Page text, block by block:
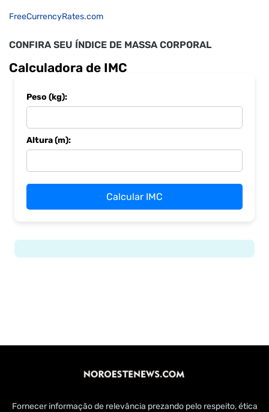
FreeCurrencyRates.com
CONFIRA SEU ÍNDICE DE MASSA CORPORAL
Calculadora de IMC
Peso (kg):
Altura (m):
Calcular IMC
Fornecer informação de relevância prezando pelo respeito, ética